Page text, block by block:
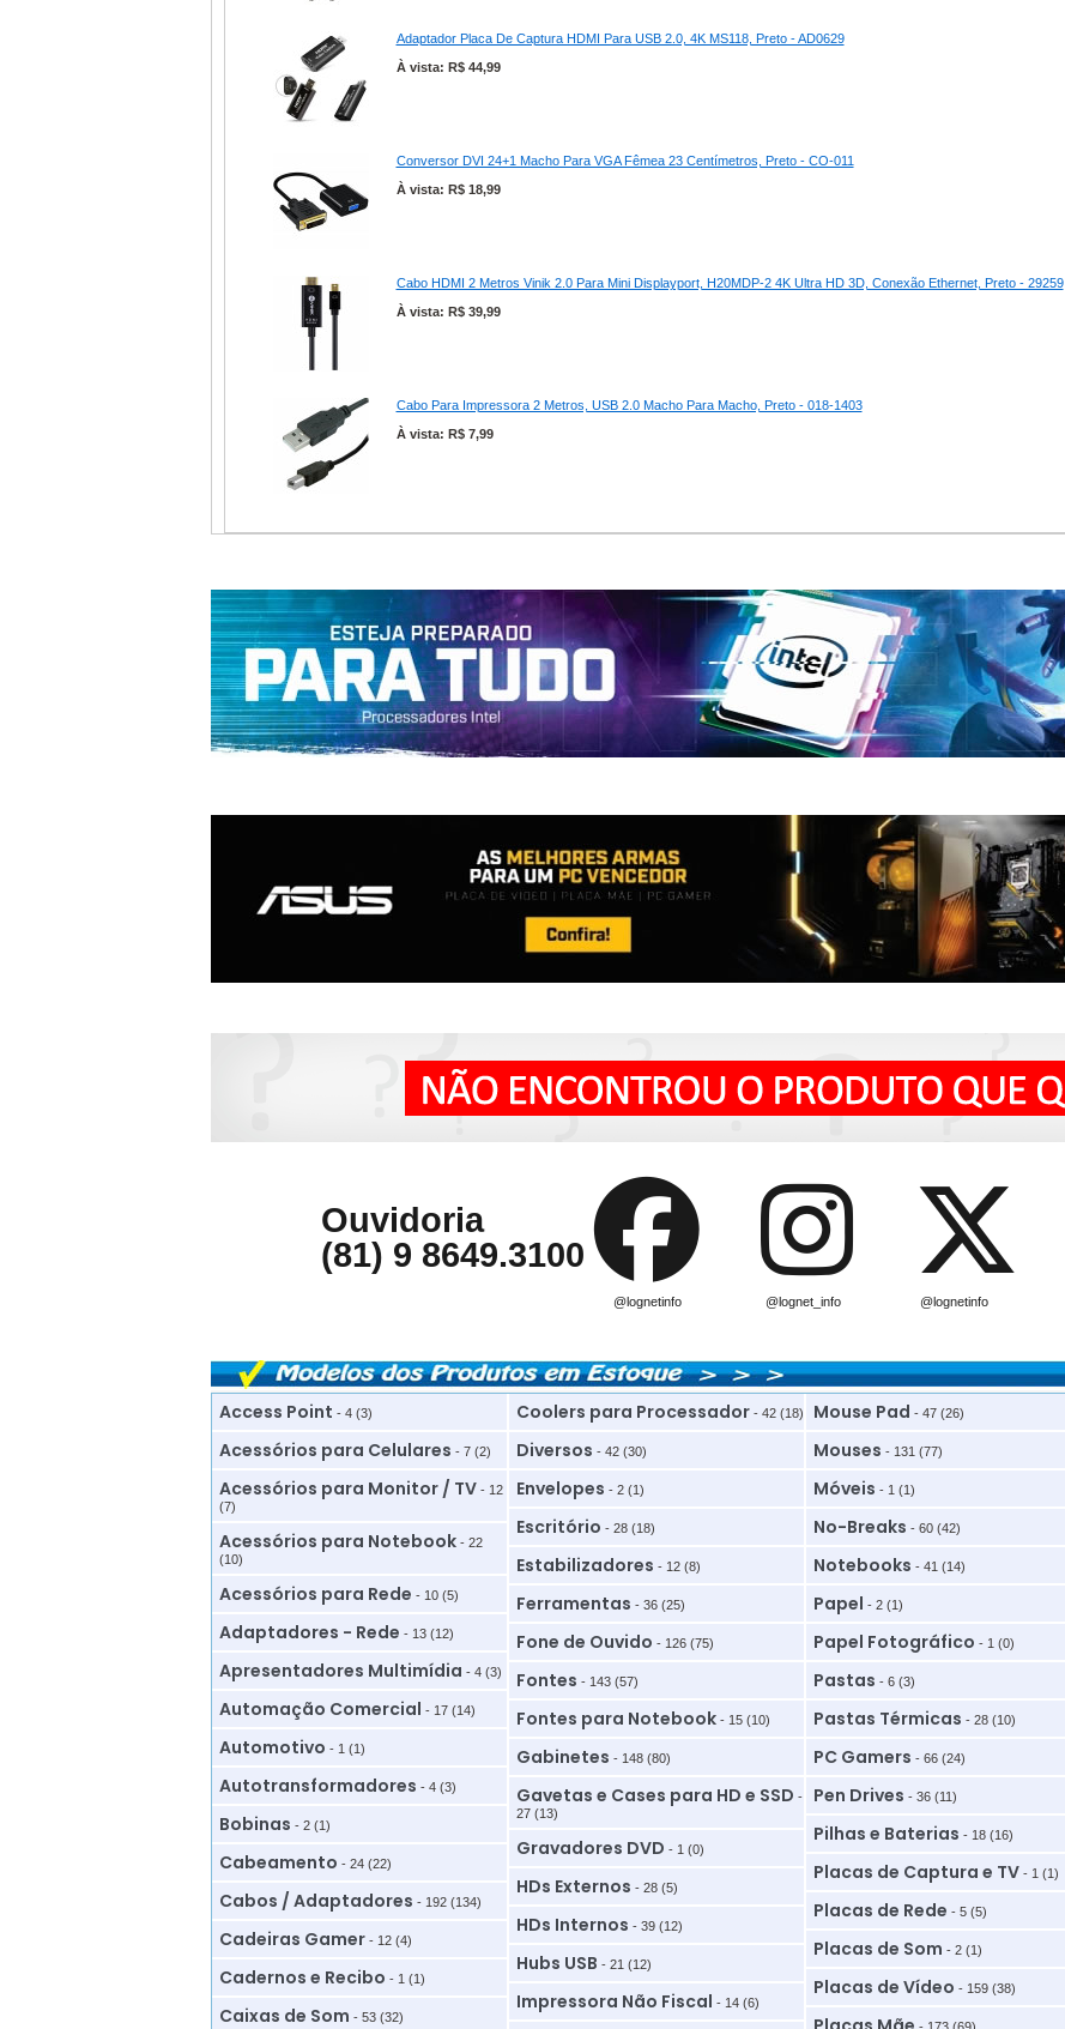
Adaptador Placa De Captura HDMI Para USB 2.0, 4K MS118, Preto - AD0629
À vista: R$ 44,99
Conversor DVI 24+1 Macho Para VGA Fêmea 23 Centímetros, Preto - CO-011
À vista: R$ 18,99
Cabo HDMI 2 Metros Vinik 2.0 Para Mini Displayport, H20MDP-2 4K Ultra HD 3D, Conexão Ethernet, Preto - 29259
À vista: R$ 39,99
Cabo Para Impressora 2 Metros, USB 2.0 Macho Para Macho, Preto - 018-1403
À vista: R$ 7,99
Ouvidoria
(81) 9 8649.3100
@lognetinfo @lognet_info @lognetinfo
Access Point - 4 (3)
Acessórios para Celulares - 7 (2)
Acessórios para Monitor / TV- 12
(7)
Acessórios para Notebook- 22
(10)
Acessórios para Rede - 10 (5)
Adaptadores - Rede - 13 (12)
Apresentadores Multimídia - 4 (3)
Automação Comercial - 17 (14)
Automotivo - 1 (1)
Autotransformadores - 4 (3)
Bobinas - 2 (1)
Cabeamento - 24 (22)
Cabos / Adaptadores - 192 (134)
Cadeiras Gamer- 12 (4)
Cadernos e Recibo - 1 (1)
Caixas de Som - 53 (32)
Coolers para Processador- 42 (18)
Diversos - 42 (30)
Envelopes - 2 (1)
Escritório - 28 (18)
Estabilizadores - 12 (8)
Ferramentas - 36 (25)
Fone de Ouvido - 126 (75)
Fontes - 143 (57)
Fontes para Notebook- 15 (10)
Gabinetes - 148 (80)
Gavetas e Cases para HD e SSD -
27 (13)
Gravadores DVD - 1 (0)
HDs Externos - 28 (5)
HDs Internos - 39 (12)
Hubs USB - 21 (12)
Impressora Não Fiscal - 14 (6)
Mouse Pad - 47 (26)
Mouses - 131 (77)
Móveis - 1 (1)
No-Breaks - 60 (42)
Notebooks - 41 (14)
Papel - 2 (1)
Papel Fotográfico - 1 (0)
Pastas - 6 (3)
Pastas Térmicas - 28 (10)
PC Gamers - 66 (24)
Pen Drives - 36 (11)
Pilhas e Baterias - 18 (16)
Placas de Captura e TV- 1 (1)
Placas de Rede - 5 (5)
Placas de Som - 2 (1)
Placas de Vídeo - 159 (38)